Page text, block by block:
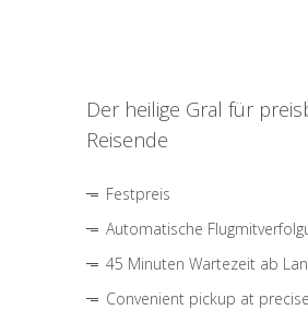
Der heilige Gral für
Reisende
Festpreis
Automatische
45 Minuten Wartezeit ab
Convenient pickup at